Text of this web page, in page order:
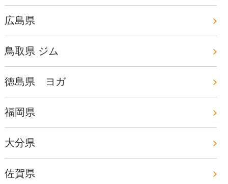
広島県
鳥取県 ジム
徳島県 ヨガ
福岡県
大分県
佐賀県